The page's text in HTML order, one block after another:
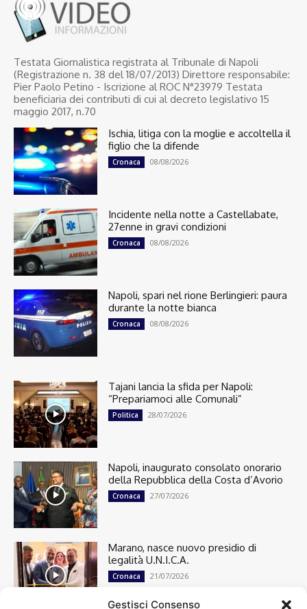
Gestisci Consenso
Testata Giornalistica registrata al Tribunale di Napoli
(Registrazione n. 38 del 18/07/2013) Direttore responsabile:
Pier Paolo Petino - Iscrizione al ROC N°23979 Testata
beneficiaria dei contributi di cui al decreto legislativo 15
maggio 2017, n.70
Ischia, litiga con la moglie e accoltella il
figlio che la difende
Cronaca 08/08/2026
Incidente nella notte a Castellabate,
27enne in gravi condizioni
Cronaca 08/08/2026
Napoli, spari nel rione Berlingieri: paura
durante la notte bianca
Cronaca 08/08/2026
Tajani lancia la sfida per Napoli:
“Prepariamoci alle Comunali”
Politica 28/07/2026
Napoli, inaugurato consolato onorario
della Repubblica della Costa d’Avorio
Cronaca 27/07/2026
Marano, nasce nuovo presidio di
legalità U.N.I.C.A.
Cronaca 21/07/2026